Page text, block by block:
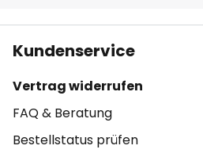
Kundenservice
Vertrag widerrufen
FAQ & Beratung
Bestellstatus prüfen